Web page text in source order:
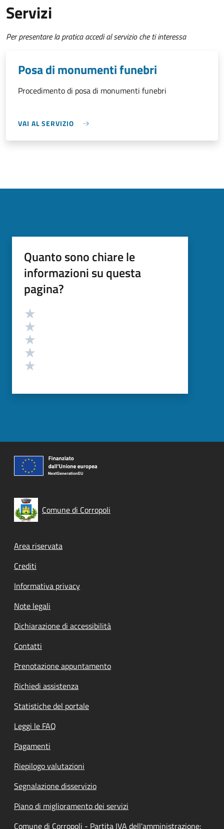
Servizi
Per presentare la pratica accedi al servizio che ti interessa
Posa di monumenti funebri
Procedimento di posa di monumenti funebri
VAI AL SERVIZIO
Quanto sono chiare le
informazioni su questa
pagina?
Valutazione
Comune di Corropoli
Footer menu
Area riservata
Crediti
Informativa privacy
Note legali
Dichiarazione di accessibilità
Contatti
Prenotazione appuntamento
Richiedi assistenza
Statistiche del portale
Leggi le FAQ
Pagamenti
Riepilogo valutazioni
Segnalazione disservizio
Piano di miglioramento dei servizi
Comune di Corropoli - Partita IVA dell'amministrazione: